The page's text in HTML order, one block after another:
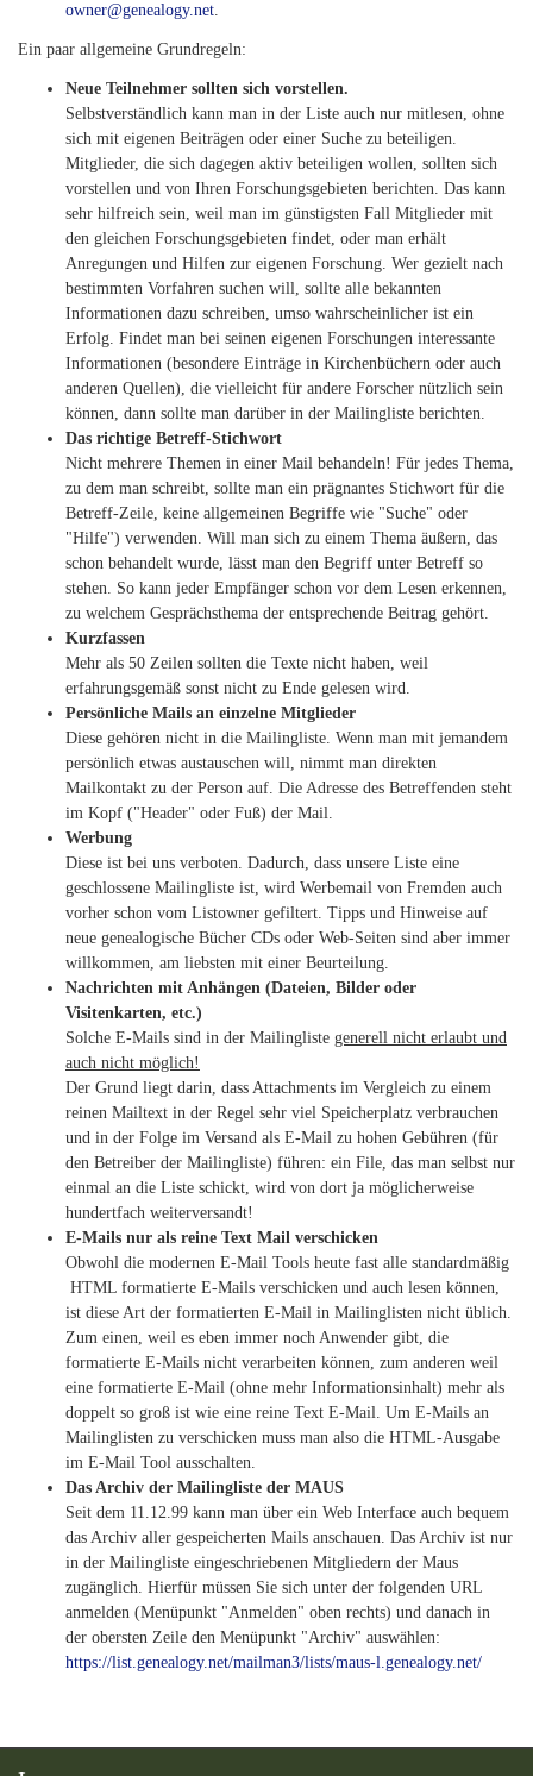
owner@genealogy.net.
Ein paar allgemeine Grundregeln:
Neue Teilnehmer sollten sich vorstellen.
Selbstverständlich kann man in der Liste auch nur mitlesen, ohne
sich mit eigenen Beiträgen oder einer Suche zu beteiligen.
Mitglieder, die sich dagegen aktiv beteiligen wollen, sollten sich
vorstellen und von Ihren Forschungsgebieten berichten. Das kann
sehr hilfreich sein, weil man im günstigsten Fall Mitglieder mit
den gleichen Forschungsgebieten findet, oder man erhält
Anregungen und Hilfen zur eigenen Forschung. Wer gezielt nach
bestimmten Vorfahren suchen will, sollte alle bekannten
Informationen dazu schreiben, umso wahrscheinlicher ist ein
Erfolg. Findet man bei seinen eigenen Forschungen interessante
Informationen (besondere Einträge in Kirchenbüchern oder auch
anderen Quellen), die vielleicht für andere Forscher nützlich sein
können, dann sollte man darüber in der Mailingliste berichten.
Das richtige Betreff-Stichwort
Nicht mehrere Themen in einer Mail behandeln! Für jedes Thema,
zu dem man schreibt, sollte man ein prägnantes Stichwort für die
Betreff-Zeile, keine allgemeinen Begriffe wie "Suche" oder
"Hilfe") verwenden. Will man sich zu einem Thema äußern, das
schon behandelt wurde, lässt man den Begriff unter Betreff so
stehen. So kann jeder Empfänger schon vor dem Lesen erkennen,
zu welchem Gesprächsthema der entsprechende Beitrag gehört.
Kurzfassen
Mehr als 50 Zeilen sollten die Texte nicht haben, weil
erfahrungsgemäß sonst nicht zu Ende gelesen wird.
Persönliche Mails an einzelne Mitglieder
Diese gehören nicht in die Mailingliste. Wenn man mit jemandem
persönlich etwas austauschen will, nimmt man direkten
Mailkontakt zu der Person auf. Die Adresse des Betreffenden steht
im Kopf ("Header" oder Fuß) der Mail.
Werbung
Diese ist bei uns verboten. Dadurch, dass unsere Liste eine
geschlossene Mailingliste ist, wird Werbemail von Fremden auch
vorher schon vom Listowner gefiltert. Tipps und Hinweise auf
neue genealogische Bücher CDs oder Web-Seiten sind aber immer
willkommen, am liebsten mit einer Beurteilung.
Nachrichten mit Anhängen (Dateien, Bilder oder
Visitenkarten, etc.)
Solche E-Mails sind in der Mailingliste generell nicht erlaubt und
auch nicht möglich!
Der Grund liegt darin, dass Attachments im Vergleich zu einem
reinen Mailtext in der Regel sehr viel Speicherplatz verbrauchen
und in der Folge im Versand als E-Mail zu hohen Gebühren (für
den Betreiber der Mailingliste) führen: ein File, das man selbst nur
einmal an die Liste schickt, wird von dort ja möglicherweise
hundertfach weiterversandt!
E-Mails nur als reine Text Mail verschicken
Obwohl die modernen E-Mail Tools heute fast alle standardmäßig
HTML formatierte E-Mails verschicken und auch lesen können,
ist diese Art der formatierten E-Mail in Mailinglisten nicht üblich.
Zum einen, weil es eben immer noch Anwender gibt, die
formatierte E-Mails nicht verarbeiten können, zum anderen weil
eine formatierte E-Mail (ohne mehr Informationsinhalt) mehr als
doppelt so groß ist wie eine reine Text E-Mail. Um E-Mails an
Mailinglisten zu verschicken muss man also die HTML-Ausgabe
im E-Mail Tool ausschalten.
Das Archiv der Mailingliste der MAUS
Seit dem 11.12.99 kann man über ein Web Interface auch bequem
das Archiv aller gespeicherten Mails anschauen. Das Archiv ist nur
in der Mailingliste eingeschriebenen Mitgliedern der Maus
zugänglich. Hierfür müssen Sie sich unter der folgenden URL
anmelden (Menüpunkt "Anmelden" oben rechts) und danach in
der obersten Zeile den Menüpunkt "Archiv" auswählen:
https://list.genealogy.net/mailman3/lists/maus-l.genealogy.net/